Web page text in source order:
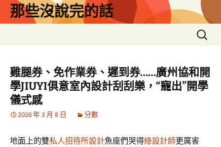
那些沒說完的話
搜
尋
鍵
字:
雞腿券、免作業券、遲到券……廣州協和開
學JIUYI俱意室內設計刮刮樂，“寵出”開學
儀式感
2026 年 3 月 8 日 分數
地面上的雙私人招待所設計魚座們哭得綠設計師更厲害